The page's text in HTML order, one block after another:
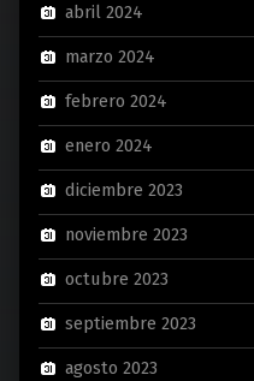
abril 2024
marzo 2024
febrero 2024
enero 2024
diciembre 2023
noviembre 2023
octubre 2023
septiembre 2023
agosto 2023